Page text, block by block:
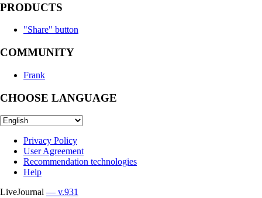
PRODUCTS
"Share" button
COMMUNITY
Frank
CHOOSE LANGUAGE
Privacy Policy
User Agreement
Recommendation technologies
Help
LiveJournal — v.931